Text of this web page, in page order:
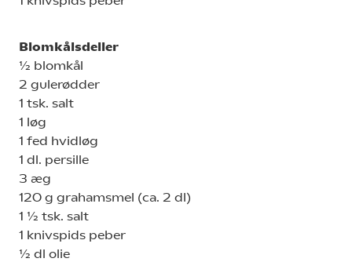
Blomkålsdeller
½ blomkål
2 gulerødder
1 tsk. salt
1 løg
1 fed hvidløg
1 dl. persille
3 æg
120 g grahamsmel (ca. 2 dl)
1 ½ tsk. salt
1 knivspids peber
½ dl olie